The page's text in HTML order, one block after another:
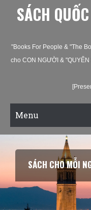
SÁCH
"Books For People & "The
cho CON NGƯỜI &
Menu
TỦ SÁCH CHO GIA